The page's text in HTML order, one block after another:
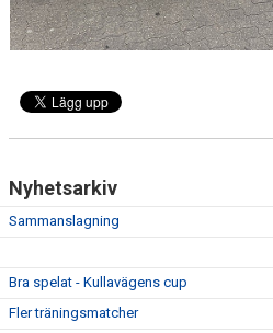
Nyhetsarkiv
Sammanslagning
Bra spelat - Kullavägens cup
Fler träningsmatcher